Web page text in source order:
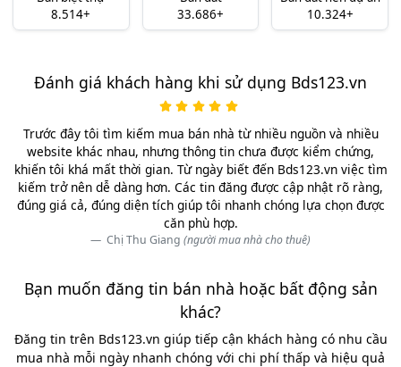
8.514+
33.686+
10.324+
Đánh giá khách hàng khi sử dụng Bds123.vn
Trước đây tôi tìm kiếm mua bán nhà từ nhiều nguồn và nhiều
website khác nhau, nhưng thông tin chưa được kiểm chứng,
khiến tôi khá mất thời gian. Từ ngày biết đến Bds123.vn việc tìm
kiếm trở nên dễ dàng hơn. Các tin đăng được cập nhật rõ ràng,
đúng giá cả, đúng diện tích giúp tôi nhanh chóng lựa chọn được
căn phù hợp.
Chị Thu Giang (người mua nhà cho thuê)
Bạn muốn đăng tin bán nhà hoặc bất động sản
khác?
Đăng tin trên Bds123.vn giúp tiếp cận khách hàng có nhu cầu
mua nhà mỗi ngày nhanh chóng với chi phí thấp và hiệu quả